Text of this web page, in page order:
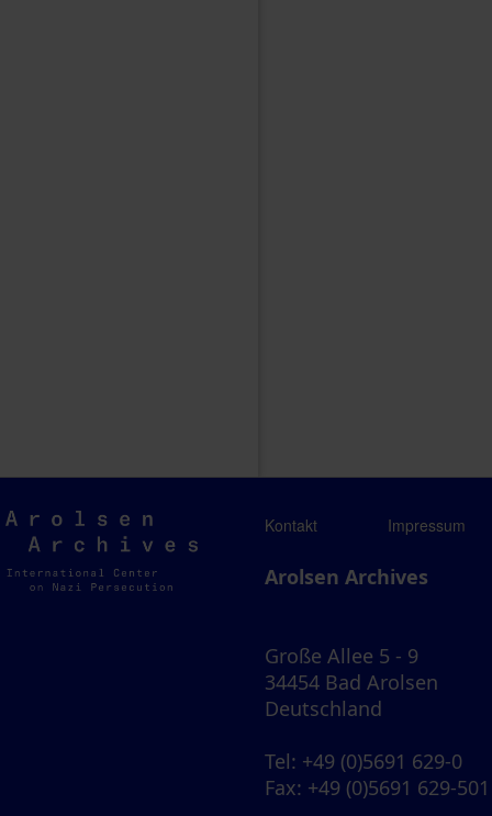
Arolsen
Archives
Kontakt Impressum
Arolsen Archives
Große Allee 5 - 9
34454 Bad Arolsen
Deutschland
Tel: +49 (0)5691 629-0
Fax: +49 (0)5691 629-501